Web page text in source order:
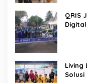
QRIS
Living